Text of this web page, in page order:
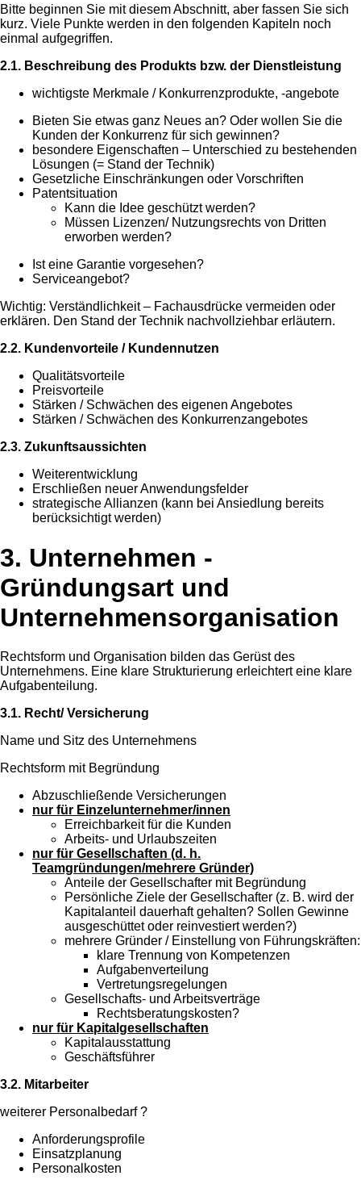
Bitte beginnen Sie mit diesem Abschnitt, aber fassen Sie sich
kurz. Viele Punkte werden in den folgenden Kapiteln noch
einmal aufgegriffen.
2.1. Beschreibung des Produkts bzw. der Dienstleistung
wichtigste Merkmale / Konkurrenzprodukte, -angebote
Bieten Sie etwas ganz Neues an? Oder wollen Sie die
Kunden der Konkurrenz für sich gewinnen?
besondere Eigenschaften – Unterschied zu bestehenden
Lösungen (= Stand der Technik)
Gesetzliche Einschränkungen oder Vorschriften
Patentsituation
Kann die Idee geschützt werden?
Müssen Lizenzen/ Nutzungsrechts von Dritten
erworben werden?
Ist eine Garantie vorgesehen?
Serviceangebot?
Wichtig: Verständlichkeit – Fachausdrücke vermeiden oder
erklären. Den Stand der Technik nachvollziehbar erläutern.
2.2. Kundenvorteile / Kundennutzen
Qualitätsvorteile
Preisvorteile
Stärken / Schwächen des eigenen Angebotes
Stärken / Schwächen des Konkurrenzangebotes
2.3. Zukunftsaussichten
Weiterentwicklung
Erschließen neuer Anwendungsfelder
strategische Allianzen (kann bei Ansiedlung bereits
berücksichtigt werden)
3. Unternehmen -
Gründungsart und
Unternehmensorganisation
Rechtsform und Organisation bilden das Gerüst des
Unternehmens. Eine klare Strukturierung erleichtert eine klare
Aufgabenteilung.
3.1. Recht/ Versicherung
Name und Sitz des Unternehmens
Rechtsform mit Begründung
Abzuschließende Versicherungen
nur für Einzelunternehmer/innen
Erreichbarkeit für die Kunden
Arbeits- und Urlaubszeiten
nur für Gesellschaften (d. h.
Teamgründungen/mehrere Gründer)
Anteile der Gesellschafter mit Begründung
Persönliche Ziele der Gesellschafter (z. B. wird der
Kapitalanteil dauerhaft gehalten? Sollen Gewinne
ausgeschüttet oder reinvestiert werden?)
mehrere Gründer / Einstellung von Führungskräften:
klare Trennung von Kompetenzen
Aufgabenverteilung
Vertretungsregelungen
Gesellschafts- und Arbeitsverträge
Rechtsberatungskosten?
nur für Kapitalgesellschaften
Kapitalausstattung
Geschäftsführer
3.2. Mitarbeiter
weiterer Personalbedarf ?
Anforderungsprofile
Einsatzplanung
Personalkosten